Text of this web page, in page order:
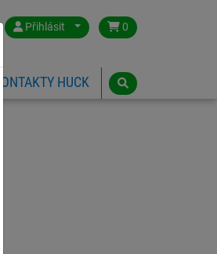
Přihlásit 0
KONTAKTY HUCK